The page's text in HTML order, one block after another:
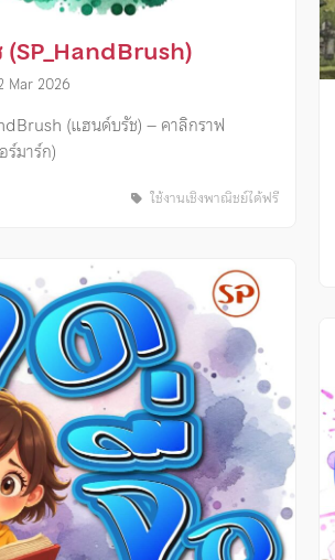
Mar 2026
(แฮนด์บรัช) – คาลิกราฟ
ร์มาร์ก)
ใช้งานเชิงพาณิชย์ได้ฟรี